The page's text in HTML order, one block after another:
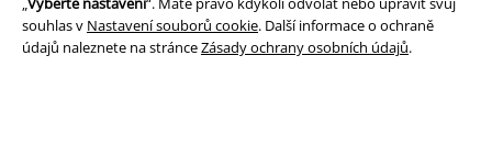
souhlas v Nastavení souborů cookie. Další informace o ochraně
údajů naleznete na stránceZásady ochrany osobních údajů.